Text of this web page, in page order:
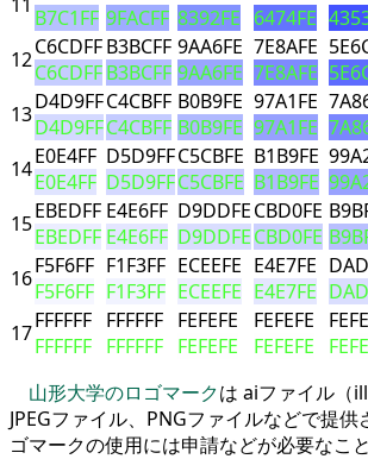
B7C1FF 9FACFF 8392FE 6474FE
12C6CDFF
C6CDFF
B3BCFF
B3BCFF
9AA6FE
9AA6FE
7E8AFE
7E8AFE
13D4D9FF
D4D9FF
C4CBFF
C4CBFF
B0B9FE
B0B9FE
97A1FE
97A1FE
14E0E4FF
E0E4FF
D5D9FF
D5D9FF
C5CBFE
C5CBFE
B1B9FE
B1B9FE
15EBEDFF
EBEDFF
E4E6FF
E4E6FF
D9DDFE
D9DDFE
CBD0FE
CBD0FE
16F5F6FF
F5F6FF
F1F3FF
F1F3FF
ECEEFE
ECEEFE
E4E7FE
E4E7FE
17FFFFFF
FFFFFF
FFFFFF
FFFFFF
FEFEFE
FEFEFE
FEFEFE
FEFEFE
山形大学のロゴマークは aiファイル（
JPEGファイル、PNGファイルなどで提供
ゴマークの使用には申請などが必要なこ